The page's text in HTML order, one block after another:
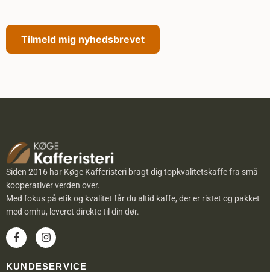
Siden 2016 har Køge Kafferisteri bragt dig topkvalitetskaffe fra små
kooperativer verden over.
Med fokus på etik og kvalitet får du altid kaffe, der er ristet og pakket
med omhu, leveret direkte til din dør.
KUNDESERVICE